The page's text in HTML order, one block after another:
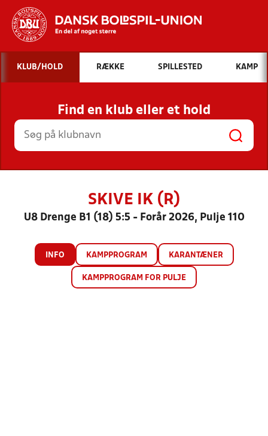
Hvad vil du søge efter?
INDHOLD OG NYHEDER
STILLINGER, RESULTATER, KLUBBER OG
HOLD
KLUB/HOLD RÆKKE SPILLESTED KAMP
Find en klub eller et hold
SKIVE IK (R)
U8 Drenge B1 (18) 5:5 - Forår 2026, Pulje 110
INFO KAMPPROGRAM KARANTÆNER
KAMPPROGRAM FOR PULJE